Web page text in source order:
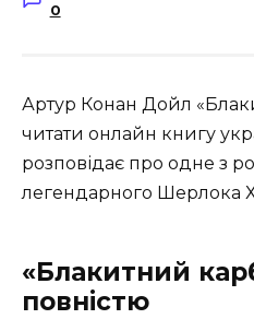
0
Артур Конан Дойл
читати онлайн книгу
розповідає про одне з
легендарного Шерлока
«Блакитний
повністю